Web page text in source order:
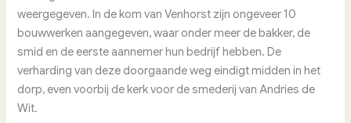
weergegeven. In de kom van Venhorst zijn ongeveer 10
bouwwerken aangegeven, waar onder meer de bakker, de
smid en de eerste aannemer hun bedrijf hebben. De
verharding van deze doorgaande weg eindigt midden in het
dorp, even voorbij de kerk voor de smederij van Andries de
Wit.